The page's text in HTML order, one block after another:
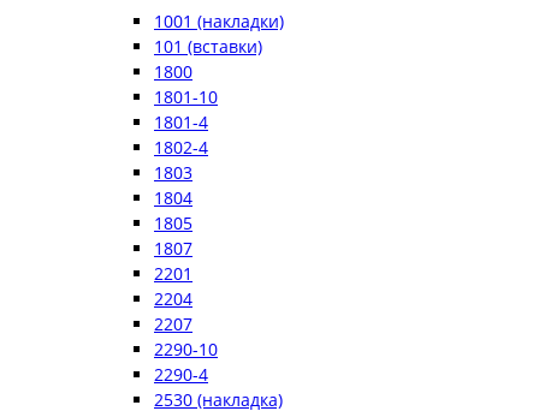
1001 (накладки)
101 (вставки)
1800
1801-10
1801-4
1802-4
1803
1804
1805
1807
2201
2204
2207
2290-10
2290-4
2530 (накладка)